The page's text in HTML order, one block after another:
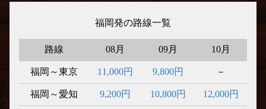
福岡発の路線一覧
路線 08月 09月 10月
福岡～東京 11,000円 9,800円 －
福岡～愛知 9,200円 10,800円 12,000円